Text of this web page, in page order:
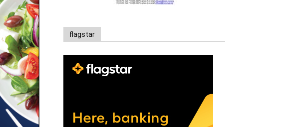
flagstar